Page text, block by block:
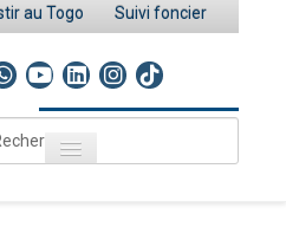
au Togo Suivi foncier
Toggle navigation